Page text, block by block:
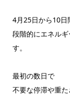
4月25日から10日
段階的にエネル
す。
最初の数日で
不要な停滞や重